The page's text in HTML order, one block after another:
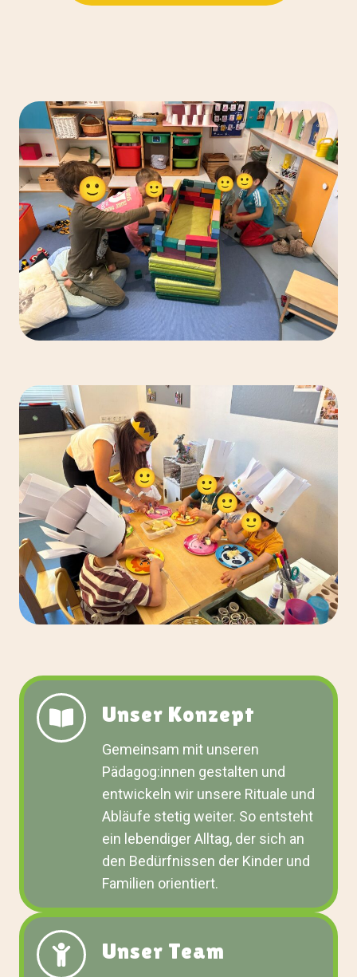
Unser Konzept
Gemeinsam mit unseren
Pädagog:innen gestalten und
entwickeln wir unsere Rituale und
Abläufe stetig weiter. So entsteht
ein lebendiger Alltag, der sich an
den Bedürfnissen der Kinder und
Familien orientiert.
Unser Team